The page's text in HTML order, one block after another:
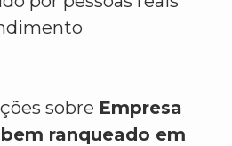
sobre Empresa
ranqueado em